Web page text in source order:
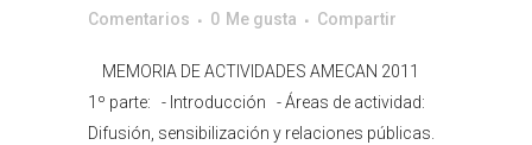
Comentarios
0 Me gusta Compartir
MEMORIA DE ACTIVIDADES AMECAN 2011
1º parte: - Introducción - Áreas de actividad:
Difusión, sensibilización y relaciones públicas.